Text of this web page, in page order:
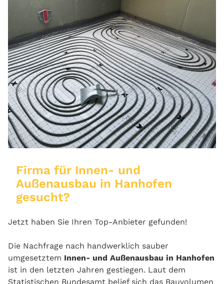
Firma für Innen- und
Außenausbau in Hanhofen
gesucht?
Jetzt haben Sie Ihren Top-Anbieter gefunden!
Die Nachfrage nach handwerklich sauber
umgesetztem Innen- und Außenausbau in Hanhofen
ist in den letzten Jahren gestiegen. Laut dem
Statistischen Bundesamt belief sich das Bauvolumen